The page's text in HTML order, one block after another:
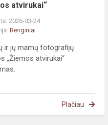
atvirukai“
2026-03-24
Renginiai
ir jų mamų fotografijų
„Žiemos atvirukai“
Plačiau